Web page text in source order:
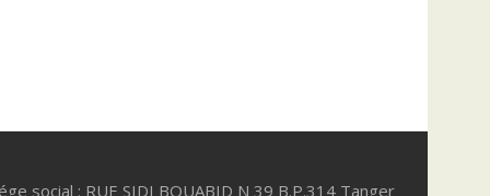
social : RUE SIDI BOUABID N 39 B.P.314 Tanger